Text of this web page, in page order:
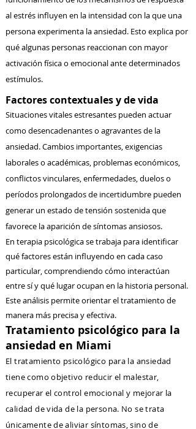
al estrés influyen en la intensidad con la que una
persona experimenta la ansiedad. Esto explica por
qué algunas personas reaccionan con mayor
activación física o emocional ante determinados
estímulos.
Factores contextuales y de vida
Situaciones vitales estresantes pueden actuar
como desencadenantes o agravantes de la
ansiedad. Cambios importantes, exigencias
laborales o académicas, problemas económicos,
conflictos vinculares, enfermedades, duelos o
períodos prolongados de incertidumbre pueden
generar un estado de tensión sostenida que
favorece la aparición de síntomas ansiosos.
En terapia psicológica se trabaja para identificar
qué factores están influyendo en cada caso
particular, comprendiendo cómo interactúan
entre sí y qué lugar ocupan en la historia personal.
Este análisis permite orientar el tratamiento de
manera más precisa y efectiva.
Tratamiento psicológico para la
ansiedad en Miami
El tratamiento psicológico para la ansiedad
tiene como objetivo reducir el malestar,
recuperar el control emocional y mejorar la
calidad de vida de la persona. No se trata
únicamente de aliviar síntomas, sino de